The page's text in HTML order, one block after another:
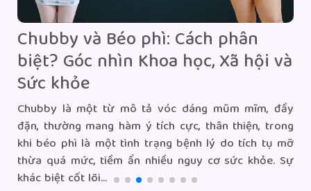
Chubby và Béo phì: Cách phân
biệt? Góc nhìn Khoa học, Xã hội và
Sức khỏe
Chubby là một từ mô tả vóc dáng mũm mĩm, đầy
đặn, thường mang hàm ý tích cực, thân thiện, trong
khi béo phì là một tình trạng bệnh lý do tích tụ mỡ
thừa quá mức, tiềm ẩn nhiều nguy cơ sức khỏe. Sự
khác biệt cốt lõi...